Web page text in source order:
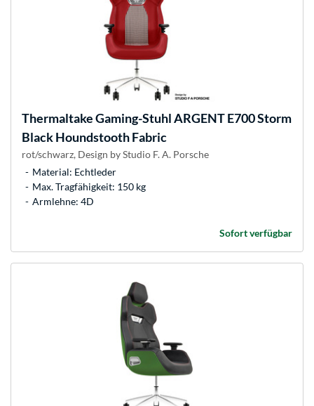
ThermaltakeGaming-Stuhl ARGENT E700 Storm
Black Houndstooth Fabric
rot/schwarz, Design by Studio F. A. Porsche
Material: Echtleder
Max. Tragfähigkeit: 150 kg
Armlehne: 4D
Sofort verfügbar